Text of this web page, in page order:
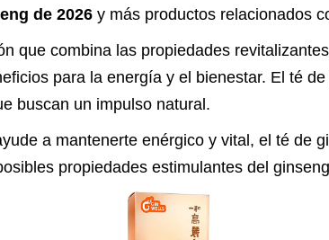
de 2026 y más productos relacionados
que combina las propiedades
para la energía y el bienestar. El té
buscan un impulso natural.
a mantenerte enérgico y vital, el té de
propiedades estimulantes del